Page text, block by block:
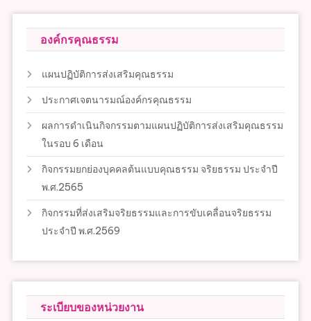
องค์กรคุณธรรม
แผนปฏิบัติการส่งเสริมคุณธรรม
ประกาศเจตนารมณ์องค์กรคุณธรรม
ผลการดำเนินกิจกรรมตามแผนปฏิบัติการส่งเสริมคุณธรรม
ในรอบ 6 เดือน
กิจกรรมยกย่องบุคคลต้นแบบคุณธรรม จริยธรรม ประจำปี
พ.ศ.2565
กิจกรรมที่ส่งเสริมจริยธรรมและการขับเคลื่อนจริยธรรม
ประจำปี พ.ศ.2569
ระเบียบของหน่วยงาน